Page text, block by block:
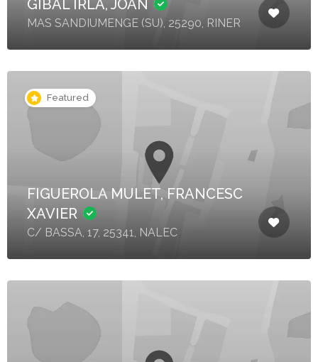
GIBAL IRLA, JOAN
MAS SANDIUMENGE (SU), 25290, RINER
Featured
FIGUEROLA MULET, FRANCESC
XAVIER
C/ BASSA, 17, 25341, NALEC